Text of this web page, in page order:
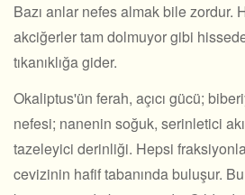
Bazı anlar nefes almak bile zordur.
akciğerler tam dolmuyor gibi
tıkanıklığa gider.
Okaliptus'ün ferah, açıcı gücü;
nefesi; nanenin soğuk, serinletici
tazeleyici derinliği. Hepsi
cevizinin hafif tabanında buluşur.